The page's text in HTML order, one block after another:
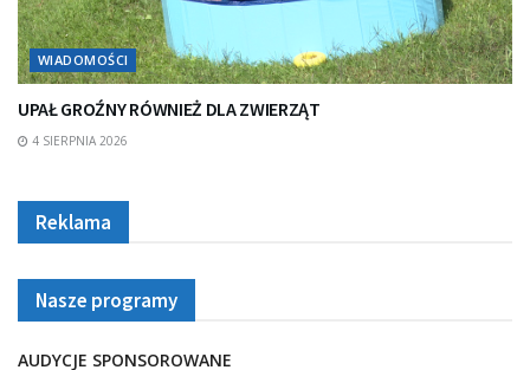
WIADOMOŚCI
UPAŁ GROŹNY RÓWNIEŻ DLA ZWIERZĄT
4 SIERPNIA 2026
Reklama
Nasze programy
AUDYCJE SPONSOROWANE